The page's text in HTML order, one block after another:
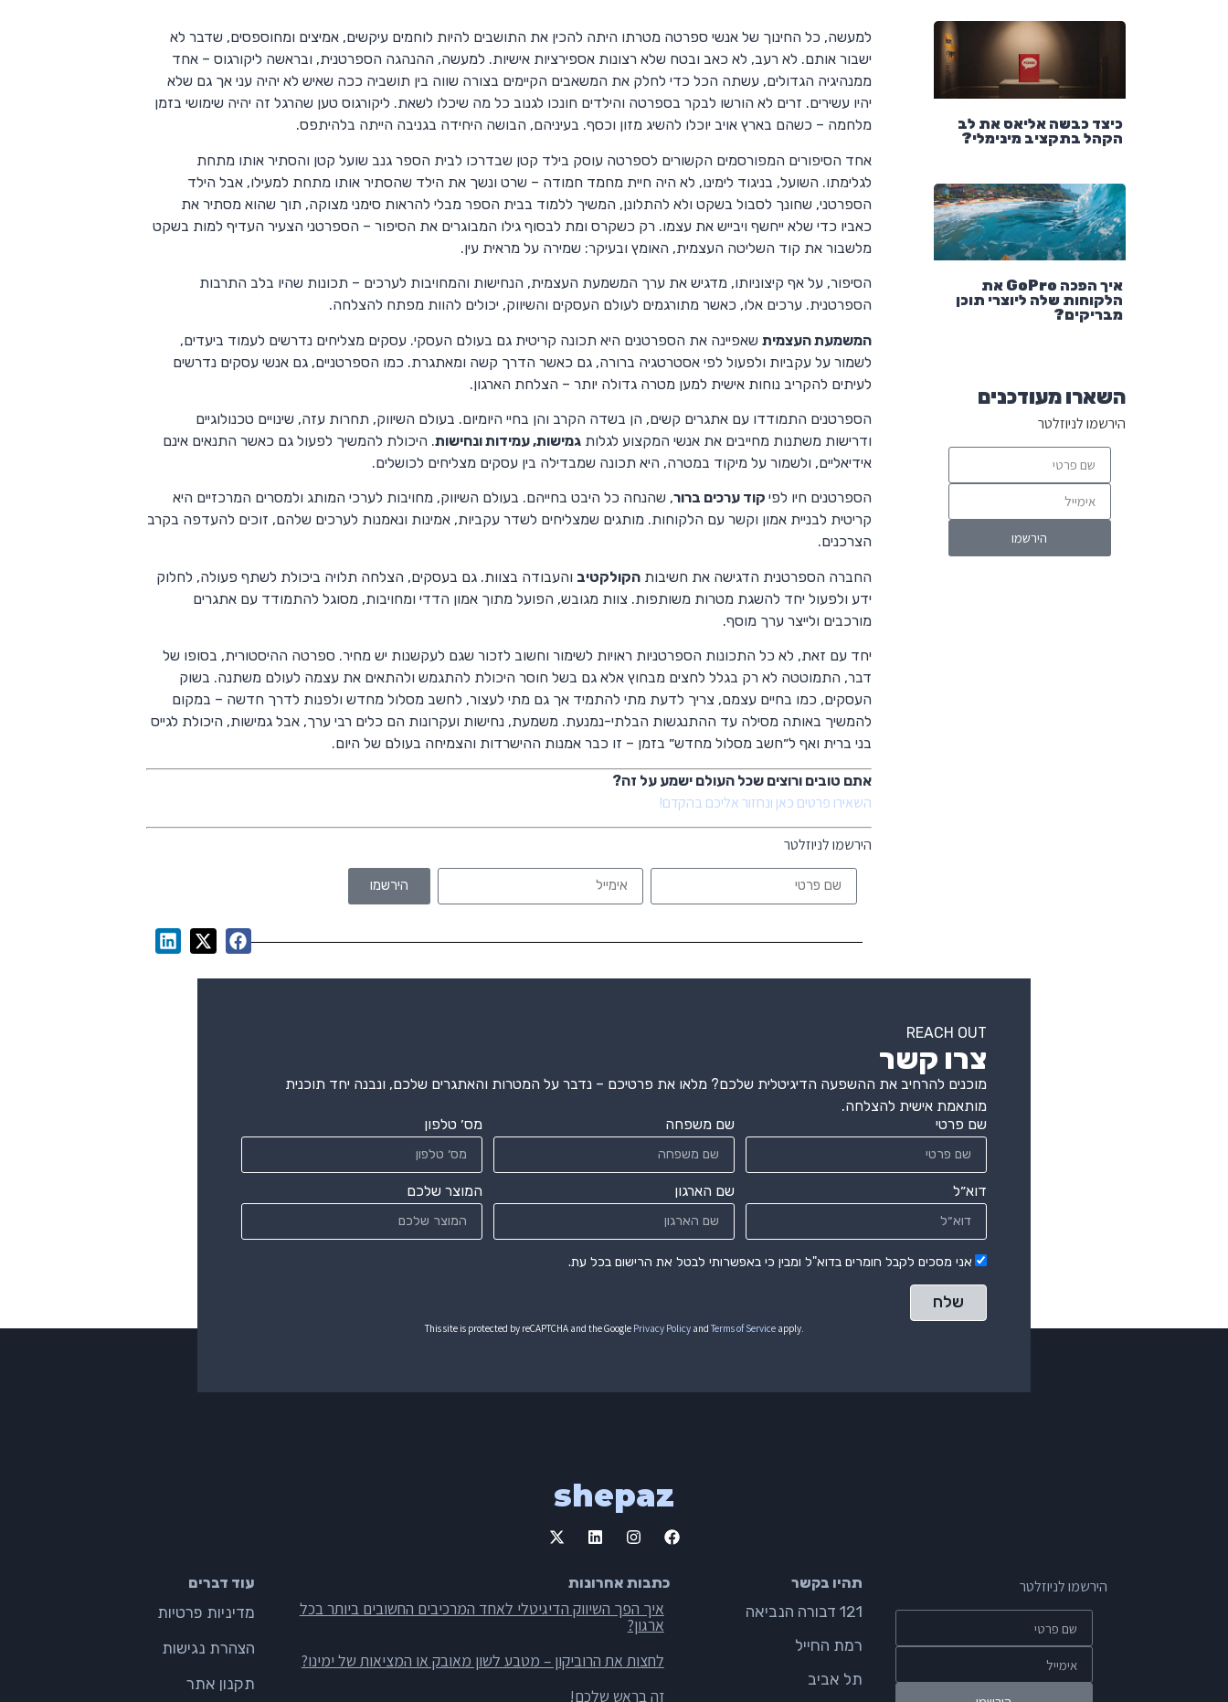
למעשה, כל החינוך של אנשי ספרטה מטרתו היתה להכין את התושבים להיות לוחמים עיקשים, אמיצים ומחוספסים, שדבר לא
ישבור אותם. לא רעב, לא כאב ובטח שלא רצונות אספירציות אישיות. למעשה, ההנהגה הספרטנית, ובראשה ליקורגוס – אחד
ממנהיגיה הגדולים, עשתה הכל כדי לחלק את המשאבים הקיימים בצורה שווה בין תושביה ככה שאיש לא יהיה עני אך גם שלא
יהיו עשירים. זרים לא הורשו לבקר בספרטה והילדים חונכו לגנוב כל מה שיכלו לשאת. ליקורגוס טען שהרגל זה יהיה שימושי בזמן
מלחמה – כשהם בארץ אויב יוכלו להשיג מזון וכסף. בעיניהם, הבושה היחידה בגניבה הייתה בלהיתפס.
אחד הסיפורים המפורסמים הקשורים לספרטה עוסק בילד קטן שבדרכו לבית הספר גנב שועל קטן והסתיר אותו מתחת
לגלימתו. השועל, בניגוד לימינו, לא היה חיית מחמד חמודה – שרט ונשך את הילד שהסתיר אותו מתחת למעילו, אבל הילד
הספרטני, שחונך לסבול בשקט ולא להתלונן, המשיך ללמוד בבית הספר מבלי להראות סימני מצוקה, תוך שהוא מסתיר את
כאביו כדי שלא ייחשף ויבייש את עצמו. רק כשקרס ומת לבסוף גילו המבוגרים את הסיפור – הספרטני הצעיר העדיף למות בשקט
מלשבור את קוד השליטה העצמית, האומץ ובעיקר: שמירה על מראית עין.
הסיפור, על אף קיצוניותו, מדגיש את ערך המשמעת העצמית, הנחישות והמחויבות לערכים – תכונות שהיו בלב התרבות
הספרטנית. ערכים אלו, כאשר מתורגמים לעולם העסקים והשיווק, יכולים להוות מפתח להצלחה.
המשמעת העצמית שאפיינה את הספרטנים היא תכונה קריטית גם בעולם העסקי. עסקים מצליחים נדרשים לעמוד ביעדים,
לשמור על עקביות ולפעול לפי אסטרטגיה ברורה, גם כאשר הדרך קשה ומאתגרת. כמו הספרטניים, גם אנשי עסקים נדרשים
לעיתים להקריב נוחות אישית למען מטרה גדולה יותר – הצלחת הארגון.
הספרטנים התמודדו עם אתגרים קשים, הן בשדה הקרב והן בחיי היומיום. בעולם השיווק, תחרות עזה, שינויים טכנולוגיים
ודרישות משתנות מחייבים את אנשי המקצוע לגלותגמישות, עמידות ונחישות. היכולת להמשיך לפעול גם כאשר התנאים אינם
אידיאליים, ולשמור על מיקוד במטרה, היא תכונה שמבדילה בין עסקים מצליחים לכושלים.
הספרטנים חיו לפי קוד ערכים ברור, שהנחה כל היבט בחייהם. בעולם השיווק, מחויבות לערכי המותג ולמסרים המרכזיים היא
קריטית לבניית אמון וקשר עם הלקוחות. מותגים שמצליחים לשדר עקביות, אמינות ונאמנות לערכים שלהם, זוכים להעדפה בקרב
הצרכנים.
החברה הספרטנית הדגישה את חשיבותהקולקטיב והעבודה בצוות. גם בעסקים, הצלחה תלויה ביכולת לשתף פעולה, לחלוק
ידע ולפעול יחד להשגת מטרות משותפות. צוות מגובש, הפועל מתוך אמון הדדי ומחויבות, מסוגל להתמודד עם אתגרים
מורכבים ולייצר ערך מוסף.
יחד עם זאת, לא כל התכונות הספרטניות ראויות לשימור וחשוב לזכור שגם לעקשנות יש מחיר. ספרטה ההיסטורית, בסופו של
דבר, התמוטטה לא רק בגלל לחצים מבחוץ אלא גם בשל חוסר היכולת להתגמש ולהתאים את עצמה לעולם משתנה. בשוק
העסקים, כמו בחיים עצמם, צריך לדעת מתי להתמיד אך גם מתי לעצור, לחשב מסלול מחדש ולפנות לדרך חדשה – במקום
להמשיך באותה מסילה עד ההתנגשות הבלתי-נמנעת. משמעת, נחישות ועקרונות הם כלים רבי ערך, אבל גמישות, היכולת לגייס
בני ברית ואף ל״חשב מסלול מחדש״ בזמן – זו כבר אמנות ההישרדות והצמיחה בעולם של היום.
אתם טובים ורוצים שכל העולם ישמע על זה?
השאירו פרטים כאן ונחזור אליכם בהקדם!
הירשמו לניוזלטר
כיצד כבשה אליאס את לב
הקהל בתקציב מינימלי?
איך הפכה GoPro את
הלקוחות שלה ליוצרי תוכן
מבריקים?
השארו מעודכנים
הירשמו לניוזלטר
REACH OUT
צרו קשר
מוכנים להרחיב את ההשפעה הדיגיטלית שלכם? מלאו את פרטיכם – נדבר על המטרות והאתגרים שלכם, ונבנה יחד תוכנית
מותאמת אישית להצלחה.
שם פרטי
שם משפחה מס׳ טלפון
דוא״ל שם הארגון המוצר שלכם
אני מסכים לקבל חומרים בדוא"ל ומבין כי באפשרותי לבטל את הרישום בכל עת.
שלח
This site is protected by reCAPTCHA and the Google Privacy PolicyandTerms of Serviceapply.
shepaz
עוד דברים
מדיניות פרטיות
הצהרת נגישות
תקנון אתר
כתבות אחרונות
איך הפך השיווק הדיגיטלי לאחד המרכיבים החשובים ביותר בכל
ארגון?
לחצות את הרוביקון – מטבע לשון מאובק או המציאות של ימינו?
זה בראש שלכם!
תהיו בקשר
121 דבורה הנביאה
רמת החייל
תל אביב
הירשמו לניוזלטר